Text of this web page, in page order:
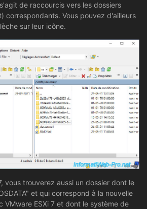
de raccourcis vers les dossiers
correspondants. Vous pouvez d'ailleurs
sur leur icône.
vous trouverez aussi un dossier dont le
et qui correspond à la nouvelle
VMware ESXi 7 et dont le système de